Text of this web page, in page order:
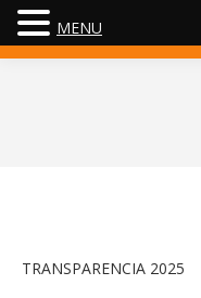
TRANSPARENCIA 2025
MENU